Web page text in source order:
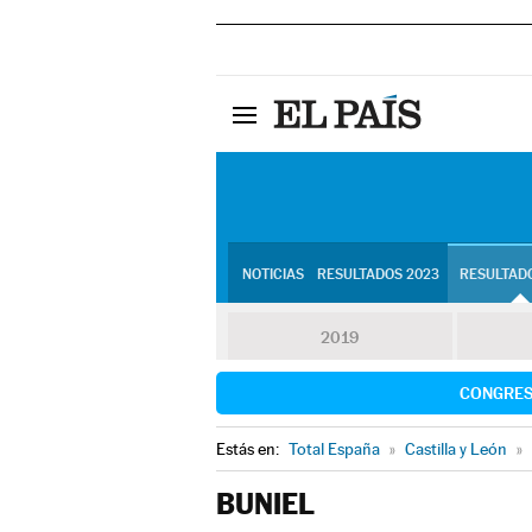
NOTICIAS RESULTADOS 2023
2019
Estás en: Total España » Castilla y León »
BUNIEL